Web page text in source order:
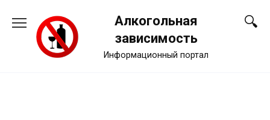
содержанию
Алкогольная
зависимость
Информационный портал